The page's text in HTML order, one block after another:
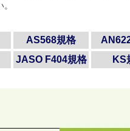
AS568規格
JASO F404規格 KS